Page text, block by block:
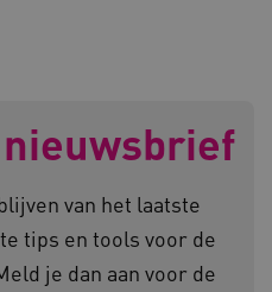
van het laatste
tips en tools voor de
je dan aan voor de
CookieScript